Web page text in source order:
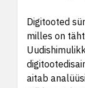
Digitooted
milles on
aitab